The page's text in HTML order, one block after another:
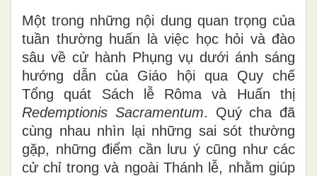
Một trong những nội dung quan trọng của
tuần thường huấn là việc học hỏi và đào
sâu về cử hành Phụng vụ dưới ánh sáng
hướng dẫn của Giáo hội qua Quy chế
Tổng quát Sách lễ Rôma và Huấn thị
Redemptionis Sacramentum. Quý cha đã
cùng nhau nhìn lại những sai sót thường
gặp, những điểm cần lưu ý cũng như các
cử chỉ trong và ngoài Thánh lễ, nhằm giúp